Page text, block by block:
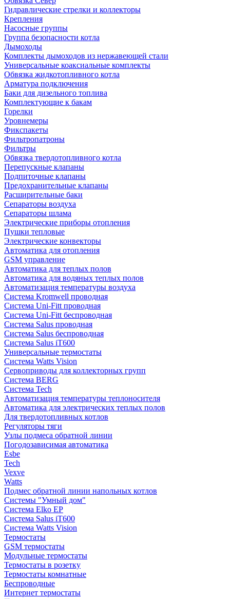
Гидравлические стрелки и коллекторы
Крепления
Насосные группы
Группа безопасности котла
Дымоходы
Комплекты дымоходов из нержавеющей стали
Универсальные коаксиальные комплекты
Обвязка жидкотопливного котла
Арматура подключения
Баки для дизельного топлива
Комплектующие к бакам
Горелки
Уровнемеры
Фикспакеты
Фильтропатроны
Фильтры
Обвязка твердотопливного котла
Перепускные клапаны
Подпиточные клапаны
Предохранительные клапаны
Расширительные баки
Сепараторы воздуха
Сепараторы шлама
Электрические приборы отопления
Пушки тепловые
Электрические конвекторы
Автоматика для отопления
GSM управление
Автоматика для теплых полов
Автоматика для водяных теплых полов
Автоматизация температуры воздуха
Система Kromwell проводная
Система Uni-Fitt проводная
Система Uni-Fitt беспроводная
Система Salus проводная
Система Salus беспроводная
Система Salus iT600
Универсальные термостаты
Система Watts Vision
Сервоприводы для коллекторных групп
Система BERG
Система Tech
Автоматизация температуры теплоносителя
Автоматика для электрических теплых полов
Для твердотопливных котлов
Регуляторы тяги
Узлы подмеса обратной линии
Погодозависимая автоматика
Esbe
Tech
Vexve
Watts
Подмес обратной линии напольных котлов
Системы "Умный дом"
Система Elko EP
Система Salus iT600
Система Watts Vision
Термостаты
GSM термостаты
Модульные термостаты
Термостаты в розетку
Термостаты комнатные
Беспроводные
Интернет термостаты